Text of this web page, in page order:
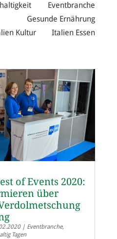
Eventbranche
Gesunde Ernährung
Kultur Italien Essen
of Events 2020:
über
| Eventbranche,
Tagen